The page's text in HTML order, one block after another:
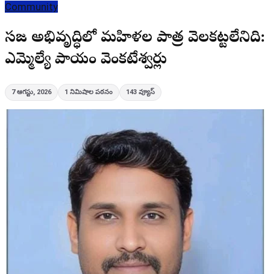
Community
సమాజ అభివృద్ధిలో మహిళల పాత్ర వెలకట్టలేనిది:
ఎమ్మెల్యే పాయం వెంకటేశ్వర్లు
7 ఆగస్టు, 2026 1 నిమిషాల పఠనం 143 వ్యూస్